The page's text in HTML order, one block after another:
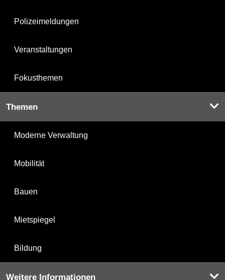
Polizeimeldungen
Veranstaltungen
Fokusthemen
Themen
Moderne Verwaltung
Mobilität
Bauen
Mietspiegel
Bildung
Weitere Informationen